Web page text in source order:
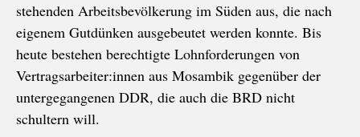
stehenden Arbeitsbevölkerung im Süden aus, die nach
eigenem Gutdünken ausgebeutet werden konnte. Bis
heute bestehen berechtigte Lohnforderungen von
Vertragsarbeiter:innen aus Mosambik gegenüber der
untergegangenen DDR, die auch die BRD nicht
schultern will.